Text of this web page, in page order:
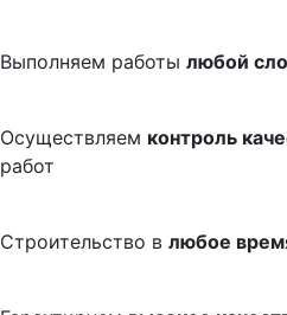
Выполняем работы любой
Осуществляем контроль
работ
Строительство в любое